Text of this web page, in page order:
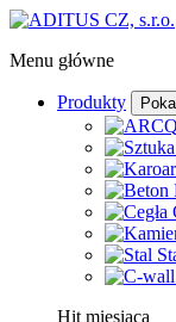
Menu główne
Produkty
Hit miesiąca